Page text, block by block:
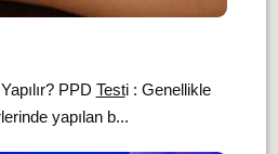
PPD Testi : Genellikle
yapılan b...